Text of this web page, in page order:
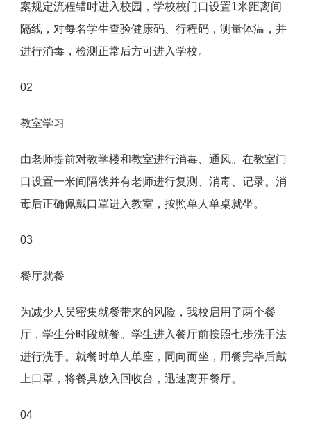
案规定流程错时进入校园，学校校门口设置1米距离间
隔线，对每名学生查验健康码、行程码，测量体温，并
进行消毒，检测正常后方可进入学校。
02
教室学习
由老师提前对教学楼和教室进行消毒、通风。在教室门
口设置一米间隔线并有老师进行复测、消毒、记录。消
毒后正确佩戴口罩进入教室，按照单人单桌就坐。
03
餐厅就餐
为减少人员密集就餐带来的风险，我校启用了两个餐
厅，学生分时段就餐。学生进入餐厅前按照七步洗手法
进行洗手。就餐时单人单座，同向而坐，用餐完毕后戴
上口罩，将餐具放入回收台，迅速离开餐厅。
04